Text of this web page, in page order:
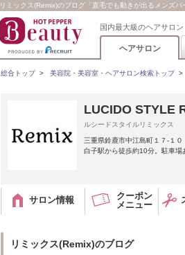
リミックス(Remix)のブログ「直毛でも動きが出るメンズパ
国内最大級のヘアサロ
ヘアサロン
総合トップ> 美容院・美容室・ヘアサロン検索トップ>
LUCIDO STYLE
ルシードスタイルリミックス
三重県鈴鹿市中江島町１７‐１０
白子駅から徒歩約10分。駐車場
サロン情報
クーポン
メニュー
リミックス(Remix)のブログ